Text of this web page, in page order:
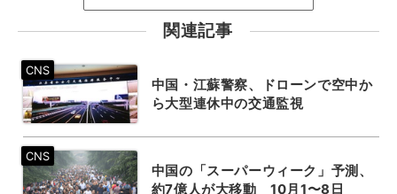
関連記事
中国・江蘇警察、ドローンで空中か
ら大型連休中の交通監視
中国の「スーパーウィーク」予測、
約7億人が大移動 10月1〜8日